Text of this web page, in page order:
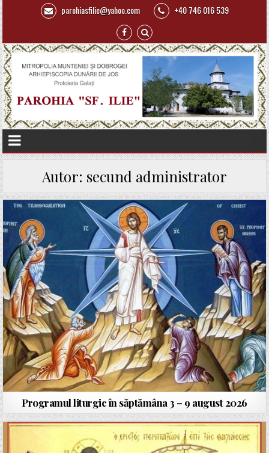
parohiasfilie@yahoo.com +40 746 016 539
Autor: secund administrator
Programul liturgic în săptămâna 3 – 9 august 2026